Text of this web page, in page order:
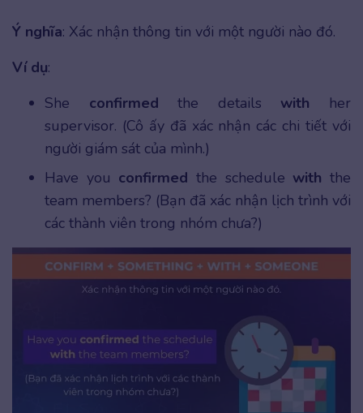
Ý nghĩa: Xác nhận thông tin với một người nào đó.
Ví dụ:
She confirmedthe details with her
supervisor. (Cô ấy đã xác nhận các chi tiết với
người giám sát của mình.)
Have you confirmed the schedule with the
team members? (Bạn đã xác nhận lịch trình với
các thành viên trong nhóm chưa?)